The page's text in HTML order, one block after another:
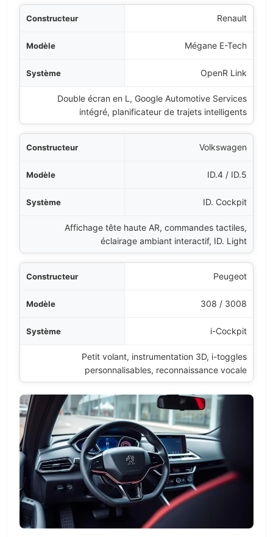
Principales
Renault
Mégane E-Tech
OpenR Link
Double écran en L, Google Automotive Services
intégré, planificateur de trajets intelligents
Volkswagen
ID.4 / ID.5
ID. Cockpit
Affichage tête haute AR, commandes tactiles,
éclairage ambiant interactif, ID. Light
Peugeot
308 / 3008
i-Cockpit
Petit volant, instrumentation 3D, i-toggles
personnalisables, reconnaissance vocale